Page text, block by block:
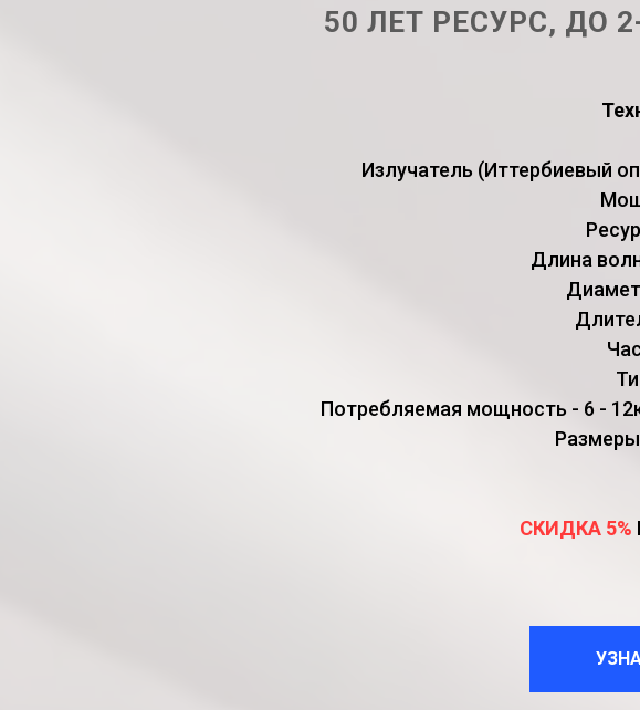
50 ЛЕТ РЕСУРС, ДО
Излучатель (Иттербиевый
Длина
Потребляемая мощность - 6 -
СКИДКА 5%